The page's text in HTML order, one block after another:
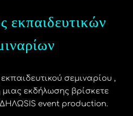
εκπαιδευτικών
σεμιναρίου ,
μιας εκδήλωσης βρίσκετε
event production.